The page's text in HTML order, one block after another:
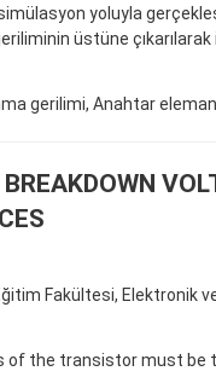
yoluyla
üstüne
gerilimi, Anahtar
BREAKDOWN
Fakültesi, Elektronik
of the transistor must be